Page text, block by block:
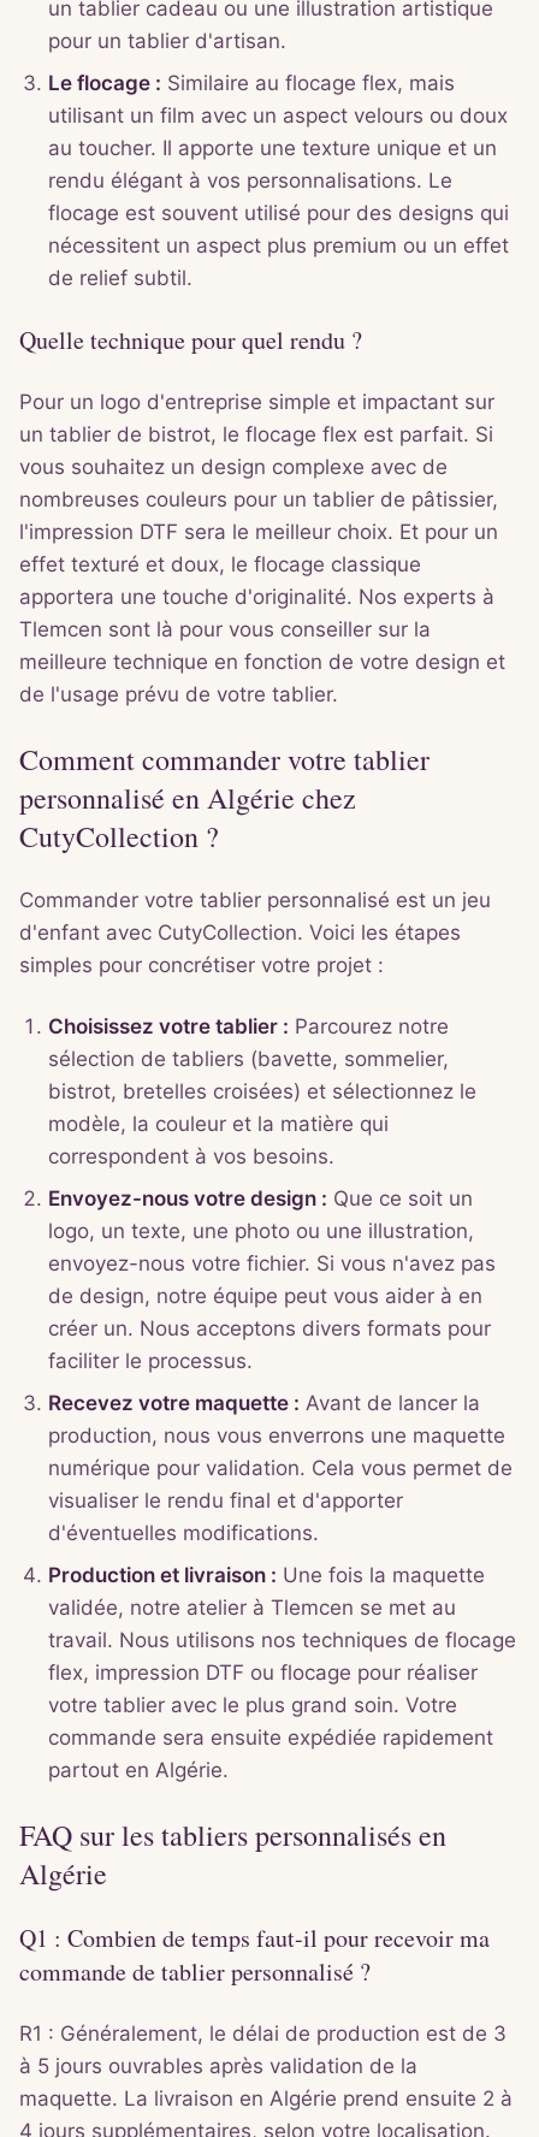
un tablier cadeau ou une illustration artistique
pour un tablier d'artisan.
Le flocage : Similaire au flocage flex, mais
utilisant un film avec un aspect velours ou doux
au toucher. Il apporte une texture unique et un
rendu élégant à vos personnalisations. Le
flocage est souvent utilisé pour des designs qui
nécessitent un aspect plus premium ou un effet
de relief subtil.
Quelle technique pour quel rendu ?
Pour un logo d'entreprise simple et impactant sur
un tablier de bistrot, le flocage flex est parfait. Si
vous souhaitez un design complexe avec de
nombreuses couleurs pour un tablier de pâtissier,
l'impression DTF sera le meilleur choix. Et pour un
effet texturé et doux, le flocage classique
apportera une touche d'originalité. Nos experts à
Tlemcen sont là pour vous conseiller sur la
meilleure technique en fonction de votre design et
de l'usage prévu de votre tablier.
Comment commander votre tablier
personnalisé en Algérie chez
CutyCollection ?
Commander votre tablier personnalisé est un jeu
d'enfant avec CutyCollection. Voici les étapes
simples pour concrétiser votre projet :
Choisissez votre tablier : Parcourez notre
sélection de tabliers (bavette, sommelier,
bistrot, bretelles croisées) et sélectionnez le
modèle, la couleur et la matière qui
correspondent à vos besoins.
Envoyez-nous votre design : Que ce soit un
logo, un texte, une photo ou une illustration,
envoyez-nous votre fichier. Si vous n'avez pas
de design, notre équipe peut vous aider à en
créer un. Nous acceptons divers formats pour
faciliter le processus.
Recevez votre maquette : Avant de lancer la
production, nous vous enverrons une maquette
numérique pour validation. Cela vous permet de
visualiser le rendu final et d'apporter
d'éventuelles modifications.
Production et livraison : Une fois la maquette
validée, notre atelier à Tlemcen se met au
travail. Nous utilisons nos techniques de flocage
flex, impression DTF ou flocage pour réaliser
votre tablier avec le plus grand soin. Votre
commande sera ensuite expédiée rapidement
partout en Algérie.
FAQ sur les tabliers personnalisés en
Algérie
Q1 : Combien de temps faut-il pour recevoir ma
commande de tablier personnalisé ?
R1 : Généralement, le délai de production est de 3
à 5 jours ouvrables après validation de la
maquette. La livraison en Algérie prend ensuite 2 à
4 jours supplémentaires, selon votre localisation.